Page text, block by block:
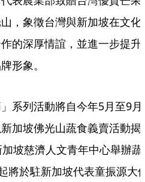
，象徵台灣與新加坡在文化
的深厚情誼，並進一步提升
形象。
系列活動將自今年5月至9月
加坡佛光山蔬食義賣活動揭
坡慈濟人文青年中心舉辦蔬
將於駐新加坡代表童振源大